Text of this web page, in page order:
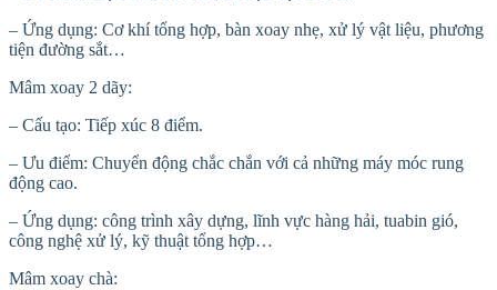
– Ứng dụng: Cơ khí tổng hợp, bàn xoay nhẹ, xử lý vật liệu, phương
tiện đường sắt…
Mâm xoay 2 dãy:
– Cấu tạo: Tiếp xúc 8 điểm.
– Ưu điểm: Chuyển động chắc chắn với cả những máy móc rung
động cao.
– Ứng dụng: công trình xây dựng, lĩnh vực hàng hải, tuabin gió,
công nghệ xử lý, kỹ thuật tổng hợp…
Mâm xoay chà: